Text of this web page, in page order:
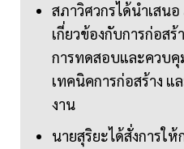
สภาวิศวกรได้นำเสน
เกี่ยวข้องกับการก่อสร้
การทดสอบและควบ
เทคนิคการก่อสร้าง
งาน
นายสุริยะได้สั่งการใ